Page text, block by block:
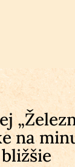
na
bližšie